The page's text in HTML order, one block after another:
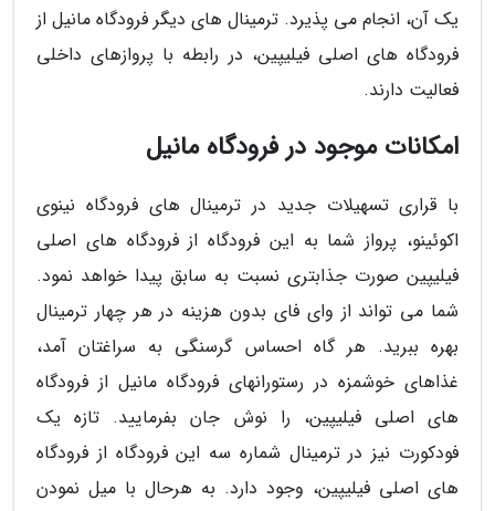
یک آن، انجام می پذیرد. ترمینال های دیگر فرودگاه مانیل از
فرودگاه های اصلی فیلیپین، در رابطه با پروازهای داخلی
فعالیت دارند.
امکانات موجود در فرودگاه مانیل
با قراری تسهیلات جدید در ترمینال های فرودگاه نینوی
اکوئینو، پرواز شما به این فرودگاه از فرودگاه های اصلی
فیلیپین صورت جذابتری نسبت به سابق پیدا خواهد نمود.
شما می تواند از وای فای بدون هزینه در هر چهار ترمینال
بهره ببرید. هر گاه احساس گرسنگی به سراغتان آمد،
غذاهای خوشمزه در رستورانهای فرودگاه مانیل از فرودگاه
های اصلی فیلیپین، را نوش جان بفرمایید. تازه یک
فودکورت نیز در ترمینال شماره سه این فرودگاه از فرودگاه
های اصلی فیلیپین، وجود دارد. به هرحال با میل نمودن